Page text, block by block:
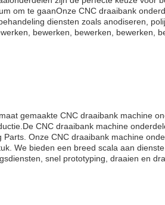
om te gaanOnze CNC draaibank
diensten zoals anodiseren,
bewerken, bewerken, bewerken,
gemaakte CNC draaibank machine
CNC draaibank machine
Parts. Onze CNC draaibank machine
We bieden een breed scala aan
snel prototyping, draaien en